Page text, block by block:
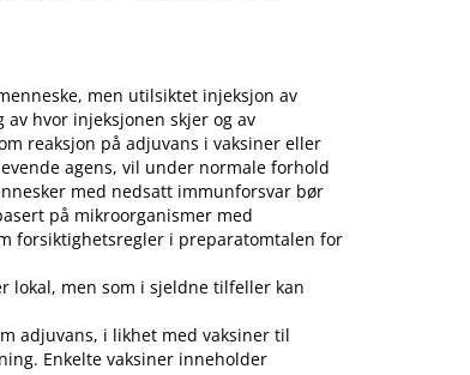
men utilsiktet injeksjon av
hvor injeksjonen skjer og av
reaksjon på adjuvans i vaksiner eller
agens, vil under normale forhold
med nedsatt immunforsvar bør
på mikroorganismer med
forsiktighetsregler i preparatomtalen for
lokal, men som i sjeldne tilfeller kan
adjuvans, i likhet med vaksiner til
Enkelte vaksiner inneholder